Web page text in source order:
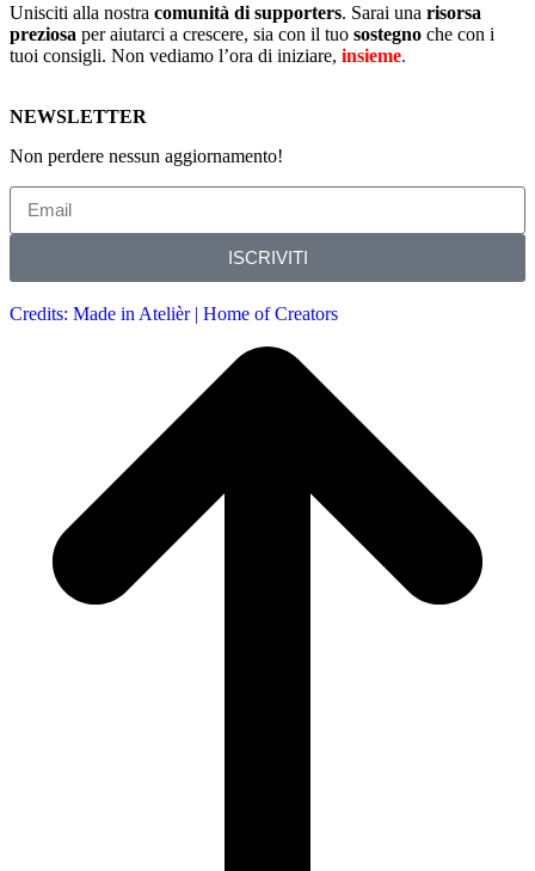
Unisciti alla nostra comunità di supporters. Sarai una risorsa
preziosa per aiutarci a crescere, sia con il tuo sostegno che con i
tuoi consigli. Non vediamo l’ora di iniziare, insieme.
NEWSLETTER
Non perdere nessun aggiornamento!
ISCRIVITI
Credits: Made in Atelièr | Home of Creators